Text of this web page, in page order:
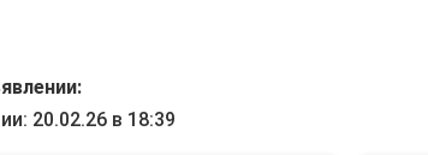
20.02.26 в 18:39